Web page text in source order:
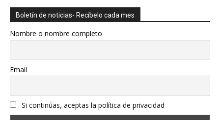
Boletín de noticias- Recíbelo cada mes
Nombre o nombre completo
Email
Si continúas, aceptas la política de privacidad